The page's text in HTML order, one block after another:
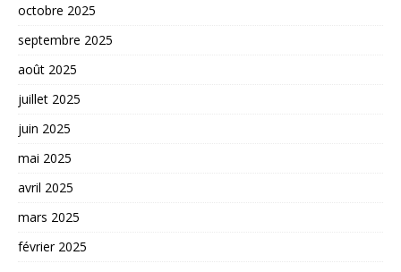
octobre 2025
septembre 2025
août 2025
juillet 2025
juin 2025
mai 2025
avril 2025
mars 2025
février 2025